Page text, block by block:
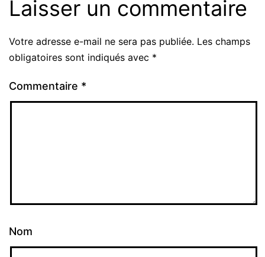
Laisser un commentaire
Votre adresse e-mail ne sera pas publiée. Les champs
obligatoires sont indiqués avec *
Commentaire *
Nom
Alternative: